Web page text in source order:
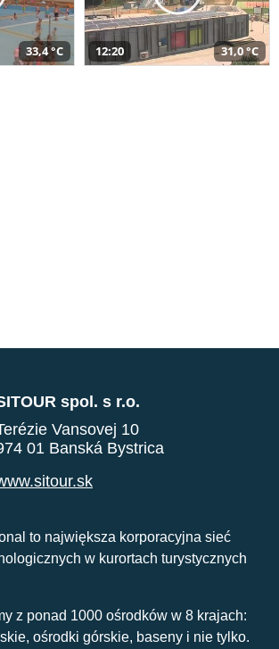
33,4 °C 12:20 31,0 °C
spol. s r.o.
Vansovej 10
01 Banská Bystrica
to największa korporacyjna sieć
w kurortach turystycznych
z ponad 1000 ośrodków w 8 krajach:
ośrodki górskie, baseny i nie tylko.